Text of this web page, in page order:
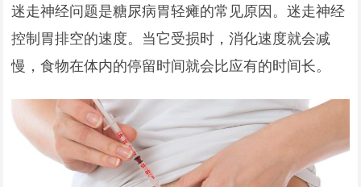
迷走神经问题是糖尿病胃轻瘫的常见原因。迷走神经
控制胃排空的速度。当它受损时，消化速度就会减
慢，食物在体内的停留时间就会比应有的时间长。